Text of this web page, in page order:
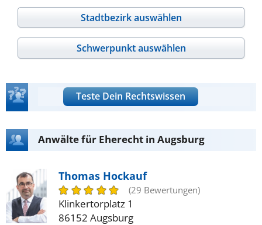
Stadtbezirk auswählen
Schwerpunkt auswählen
Teste Dein Rechtswissen
Anwälte für Eherecht in Augsburg
Thomas Hockauf
(29 Bewertungen)
Klinkertorplatz 1
86152 Augsburg